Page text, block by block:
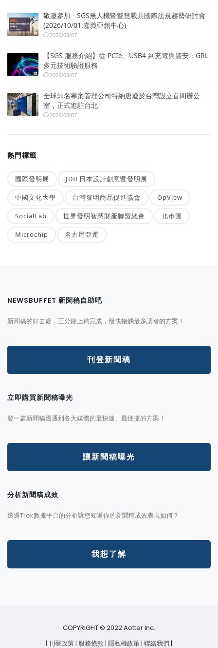
敬邀參加 - SGS無人機暨智慧載具國際法規趨勢研討會
(2026/10/01.嘉義亞創中心)
2026/08/07
【SGS 服務介紹】從 PCIe、USB4 到充電與資安：GRL
多元技術驗證服務
2026/08/07
全球知名專案管理公司特納唐遜於台灣設立首間辦公
室，正式進駐台北
2026/08/07
熱門標籤
國際發明展 JDIE日本設計創意暨發明展
中國文化大學 台灣發明商品促進協會 OpView
SocialLab 世界發明智慧財產聯盟總會 北市圖
Microchip 名古屋亞運
NEWSBUFFET 新聞稿自助吧
新聞稿的好去處，三分鐘上稿完成，最快接觸最多讀者的方案！
刊登新聞稿
立即購買新聞稿曝光
發一篇新聞稿透通到各大媒體的最快速、最便捷的方案！
讓新聞稿曝光
分析新聞稿成效
透過Trek數據平台的分析讓您知道你的新聞稿成效表現如何？
我想了解
COPYRIGHT © 2022 Aotter Inc.
| 刊登政策| 服務條款 | 隱私權政策| 聯絡我們 |